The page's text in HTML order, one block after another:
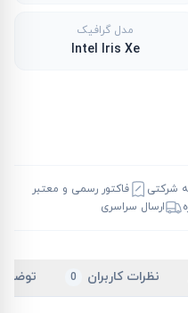
مدل گرافیک
Intel Iris Xe
فاکتور رسمی و معتبر
ارسال سراسری
نظرات کاربران 0